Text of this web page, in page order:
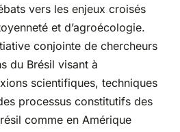
vers les enjeux croisés
et d’agroécologie.
conjointe de chercheurs
du Brésil visant à
scientifiques, techniques
processus constitutifs des
comme en Amérique